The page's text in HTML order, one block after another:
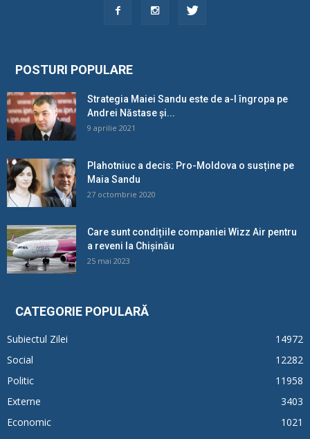
POSTURI POPULARE
Strategia Maiei Sandu este de a-l îngropa pe
Andrei Năstase și...
9 aprilie 2021
Plahotniuc a decis: Pro-Moldova o susține pe
Maia Sandu
27 octombrie 2020
Care sunt condițiile companiei Wizz Air pentru
a reveni la Chișinău
25 mai 2023
CATEGORIE POPULARĂ
Subiectul Zilei
14972
Social
12282
Politic
11958
Externe
3403
Economic
1021